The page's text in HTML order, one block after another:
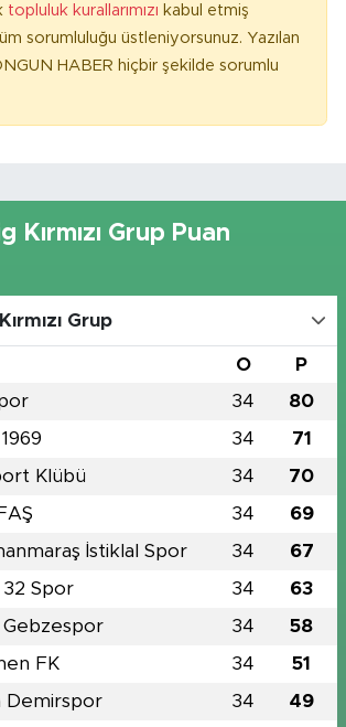
topluluk kurallarımızı kabul etmiş
sorumluluğu üstleniyorsunuz. Yazılan
HABER hiçbir şekilde sorumlu
Kırmızı Grup Puan
Grup
O P
34 80
34 71
Klübü 34 70
34 69
İstiklal Spor 34 67
32 Spor 34 63
Gebzespor 34 58
FK 34 51
Demirspor 34 49